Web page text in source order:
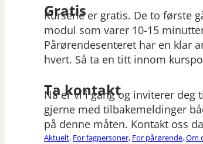
Gratis
Kursene er gratis. De to første
modul som varer 10-15
Pårørendesenteret har en klar
hvert. Så ta en titt innom
Ta kontakt
Nå er vi i gang og inviterer
gjerne med tilbakemeldinger
på denne måten. Kontakt oss
Aktuelt, For fagpersoner, For pårørende,Om